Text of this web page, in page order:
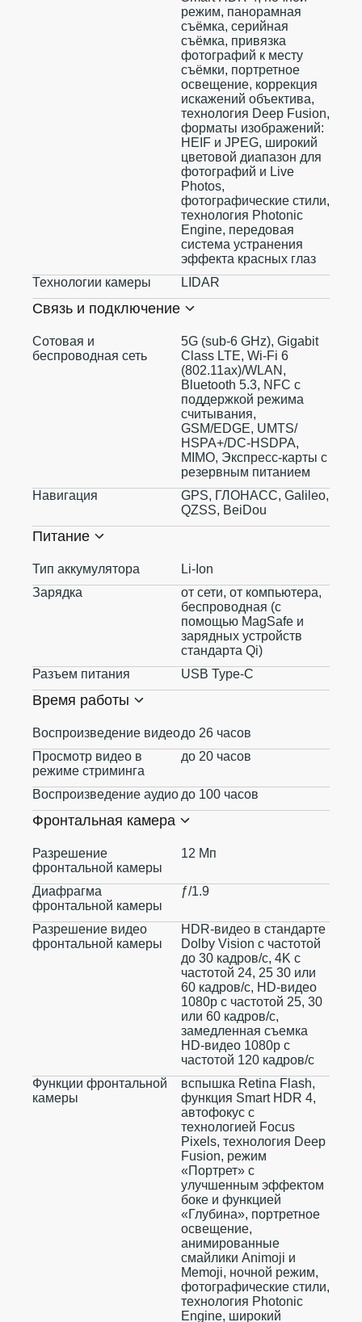
режим, панорамная
съёмка, серийная
съëмка, привязка
фотографий к месту
съёмки, портретное
освещение, коррекция
искажений объектива,
технология Deep Fusion,
форматы изображений:
HEIF и JPEG, широкий
цветовой диапазон для
фотографий и Live
Photos,
фотографические стили,
технология Photonic
Engine, передовая
система устранения
эффекта красных глаз
Технологии камеры
LIDAR
Связь и подключение
Сотовая и
беспроводная сеть
5G (sub‑6 GHz), Gigabit
Class LTE, Wi‑Fi 6
(802.11ax)/WLAN,
Bluetooth 5.3, NFC с
поддержкой режима
считывания,
GSM/EDGE, UMTS/​
HSPA+/​DC-HSDPA,
MIMO, Экспресс‑карты с
резервным питанием
Навигация
GPS, ГЛОНАСС, Galileo,
QZSS, BeiDou
Питание
Тип аккумулятора
Li-Ion
Зарядка
от сети, от компьютера,
беспроводная (с
помощью MagSafe и
зарядных устройств
стандарта Qi)
Разъем питания
USB Type-C
Время работы
Воспроизведение видеодо 26 часов
Просмотр видео в
режиме стриминга
до 20 часов
Воспроизведение аудио до 100 часов
Фронтальная камера
Разрешение
фронтальной камеры
12 Мп
Диафрагма
фронтальной камеры
ƒ/1.9
Разрешение видео
фронтальной камеры
HDR‑видео в стандарте
Dolby Vision с частотой
до 30 кадров/с, 4K с
частотой 24, 25 30 или
60 кадров/с, HD-видео
1080p с частотой 25, 30
или 60 кадров/с,
замедленная съемка
HD-видео 1080p с
частотой 120 кадров/с
Функции фронтальной
камеры
вспышка Retina Flash,
функция Smart HDR 4,
автофокус с
технологией Focus
Pixels, технология Deep
Fusion, режим
«Портрет» с
улучшенным эффектом
боке и функцией
«Глубина», портретное
освещение,
анимированные
смайлики Animoji и
Memoji, ночной режим,
фотографические стили,
технология Photonic
Engine, широкий